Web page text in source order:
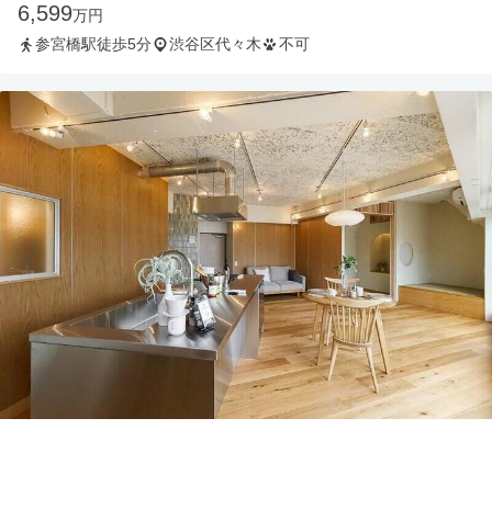
6,599万円
参宮橋駅徒歩5分
渋谷区代々木 不可